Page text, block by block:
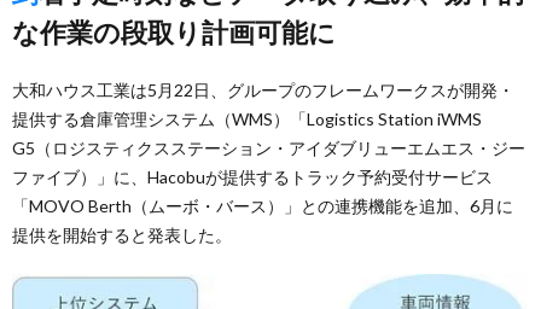
な作業の段取り計画可能に
大和ハウス工業は5月22日、グループのフレームワークスが開発・
提供する倉庫管理システム（WMS）「Logistics Station iWMS
G5（ロジスティクスステーション・アイダブリューエムエス・ジー
ファイブ）」に、Hacobuが提供するトラック予約受付サービス
「MOVO Berth（ムーボ・バース）」との連携機能を追加、6月に
提供を開始すると発表した。